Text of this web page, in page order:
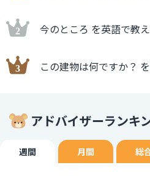
今のところ を英語で教
この建物は何ですか？
アドバイザーランキ
週間 月間 総